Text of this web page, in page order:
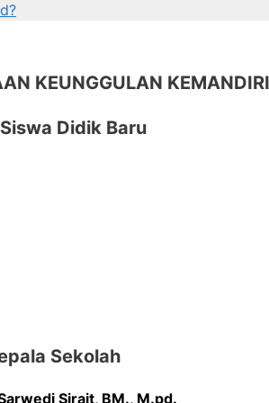
KEUNGGULAN
Didik Baru
Sekolah
Sirait, BM., M.pd.